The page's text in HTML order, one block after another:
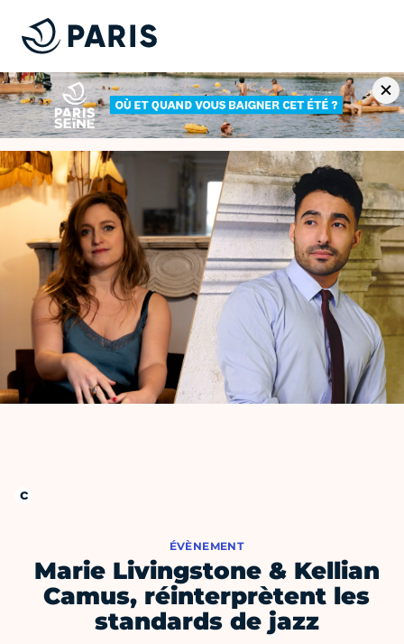
ÉVÈNEMENT
Marie Livingstone & Kellian
Camus, réinterprètent les
standards de jazz